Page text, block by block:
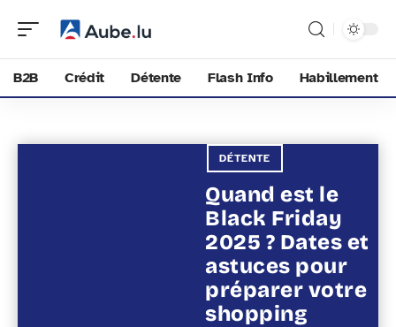
B2B Crédit Détente Flash Info Habillement
DÉTENTE
Quand est le
Black Friday
2025 ? Dates et
astuces pour
préparer votre
shopping